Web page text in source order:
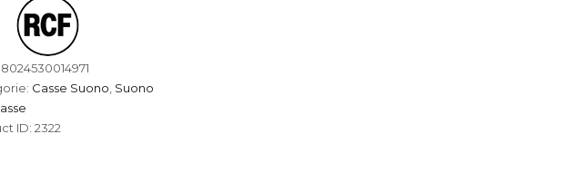
8024530014971
Casse Suono, Suono
ID: 2322